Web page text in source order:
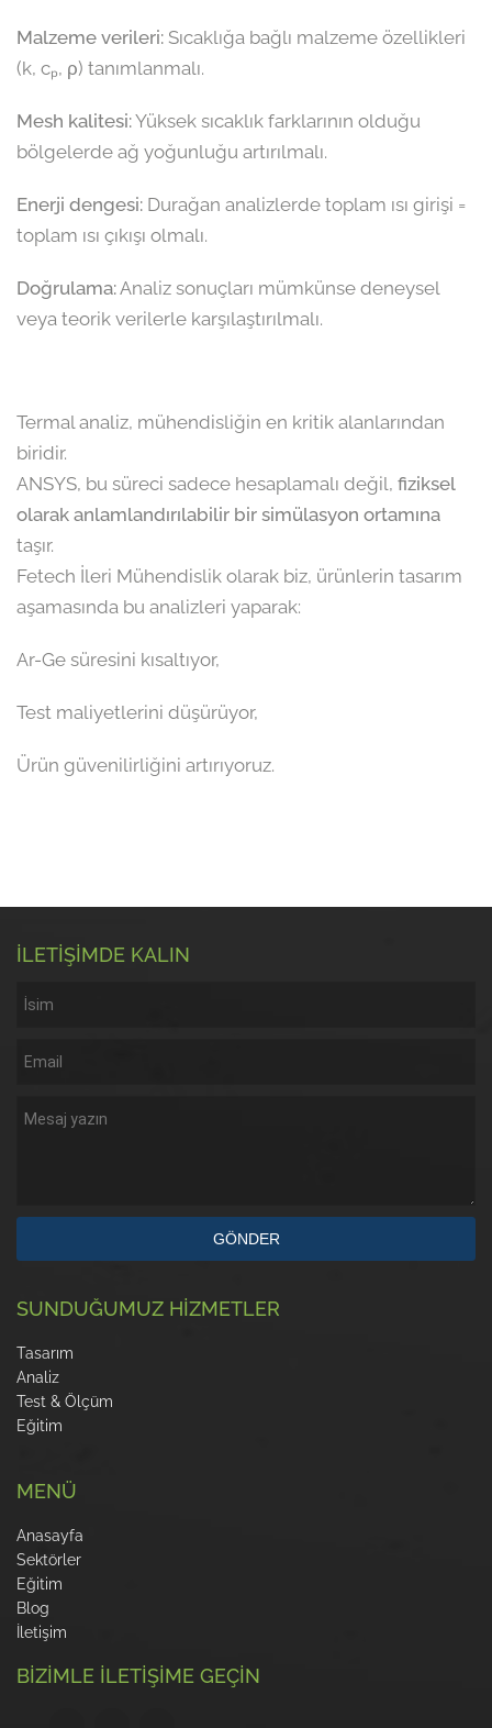
Malzeme verileri: Sıcaklığa bağlı malzeme özellikleri
(k, cₚ, ρ) tanımlanmalı.
Mesh kalitesi:Yüksek sıcaklık farklarının olduğu
bölgelerde ağ yoğunluğu artırılmalı.
Enerji dengesi: Durağan analizlerde toplam ısı girişi =
toplam ısı çıkışı olmalı.
Doğrulama:Analiz sonuçları mümkünse deneysel
veya teorik verilerle karşılaştırılmalı.
Termal analiz, mühendisliğin en kritik alanlarından
biridir.
ANSYS, bu süreci sadece hesaplamalı değil, fiziksel
olarak anlamlandırılabilir bir simülasyon ortamına
taşır.
Fetech İleri Mühendislik olarak biz, ürünlerin tasarım
aşamasında bu analizleri yaparak:
Ar-Ge süresini kısaltıyor,
Test maliyetlerini düşürüyor,
Ürün güvenilirliğini artırıyoruz.
İLETİŞİMDE KALIN
GÖNDER
SUNDUĞUMUZ HİZMETLER
Tasarım
Analiz
Test & Ölçüm
Eğitim
MENÜ
Anasayfa
Sektörler
Eğitim
Blog
İletişim
BİZİMLE İLETİŞİME GEÇİN